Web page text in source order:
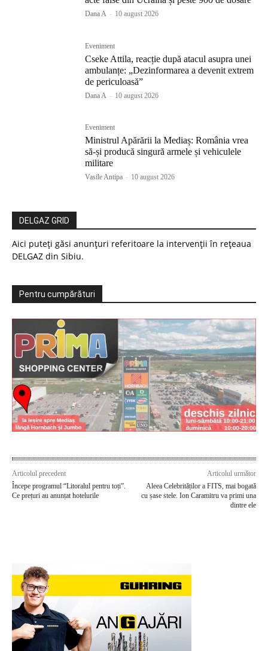
Dana A - 10 august 2026
Eveniment
Cseke Attila, reacție după atacul asupra unei
ambulanțe: „Dezinformarea a devenit extrem
de periculoasă”
Dana A - 10 august 2026
Eveniment
Ministrul Apărării la Mediaș: România vrea
să-și producă singură armele și vehiculele
militare
Vasile Antipa - 10 august 2026
DELGAZ GRID
Aici puteți găsi anunțuri referitoare la intervenții în rețeaua
DELGAZ din Sibiu.
Pentru cumpărături
Articolul precedent
Începe programul “Litoralul pentru toți”.
Ce prețuri au anunțat hotelurile
Articolul următor
Aleea Celebrităților a FITS, mai bogată
cu șase stele. Ion Caramitru va primi una
dintre ele